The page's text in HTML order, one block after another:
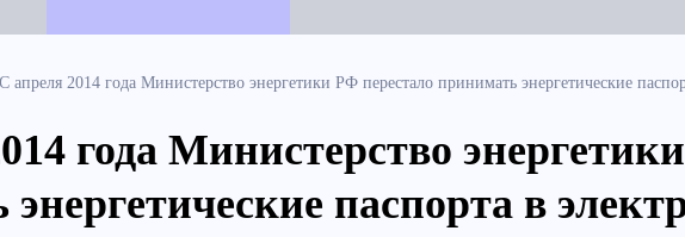
С апреля 2014 года Министерство энергетики РФ перестало принимать энергетические
года Министерство
паспорта в